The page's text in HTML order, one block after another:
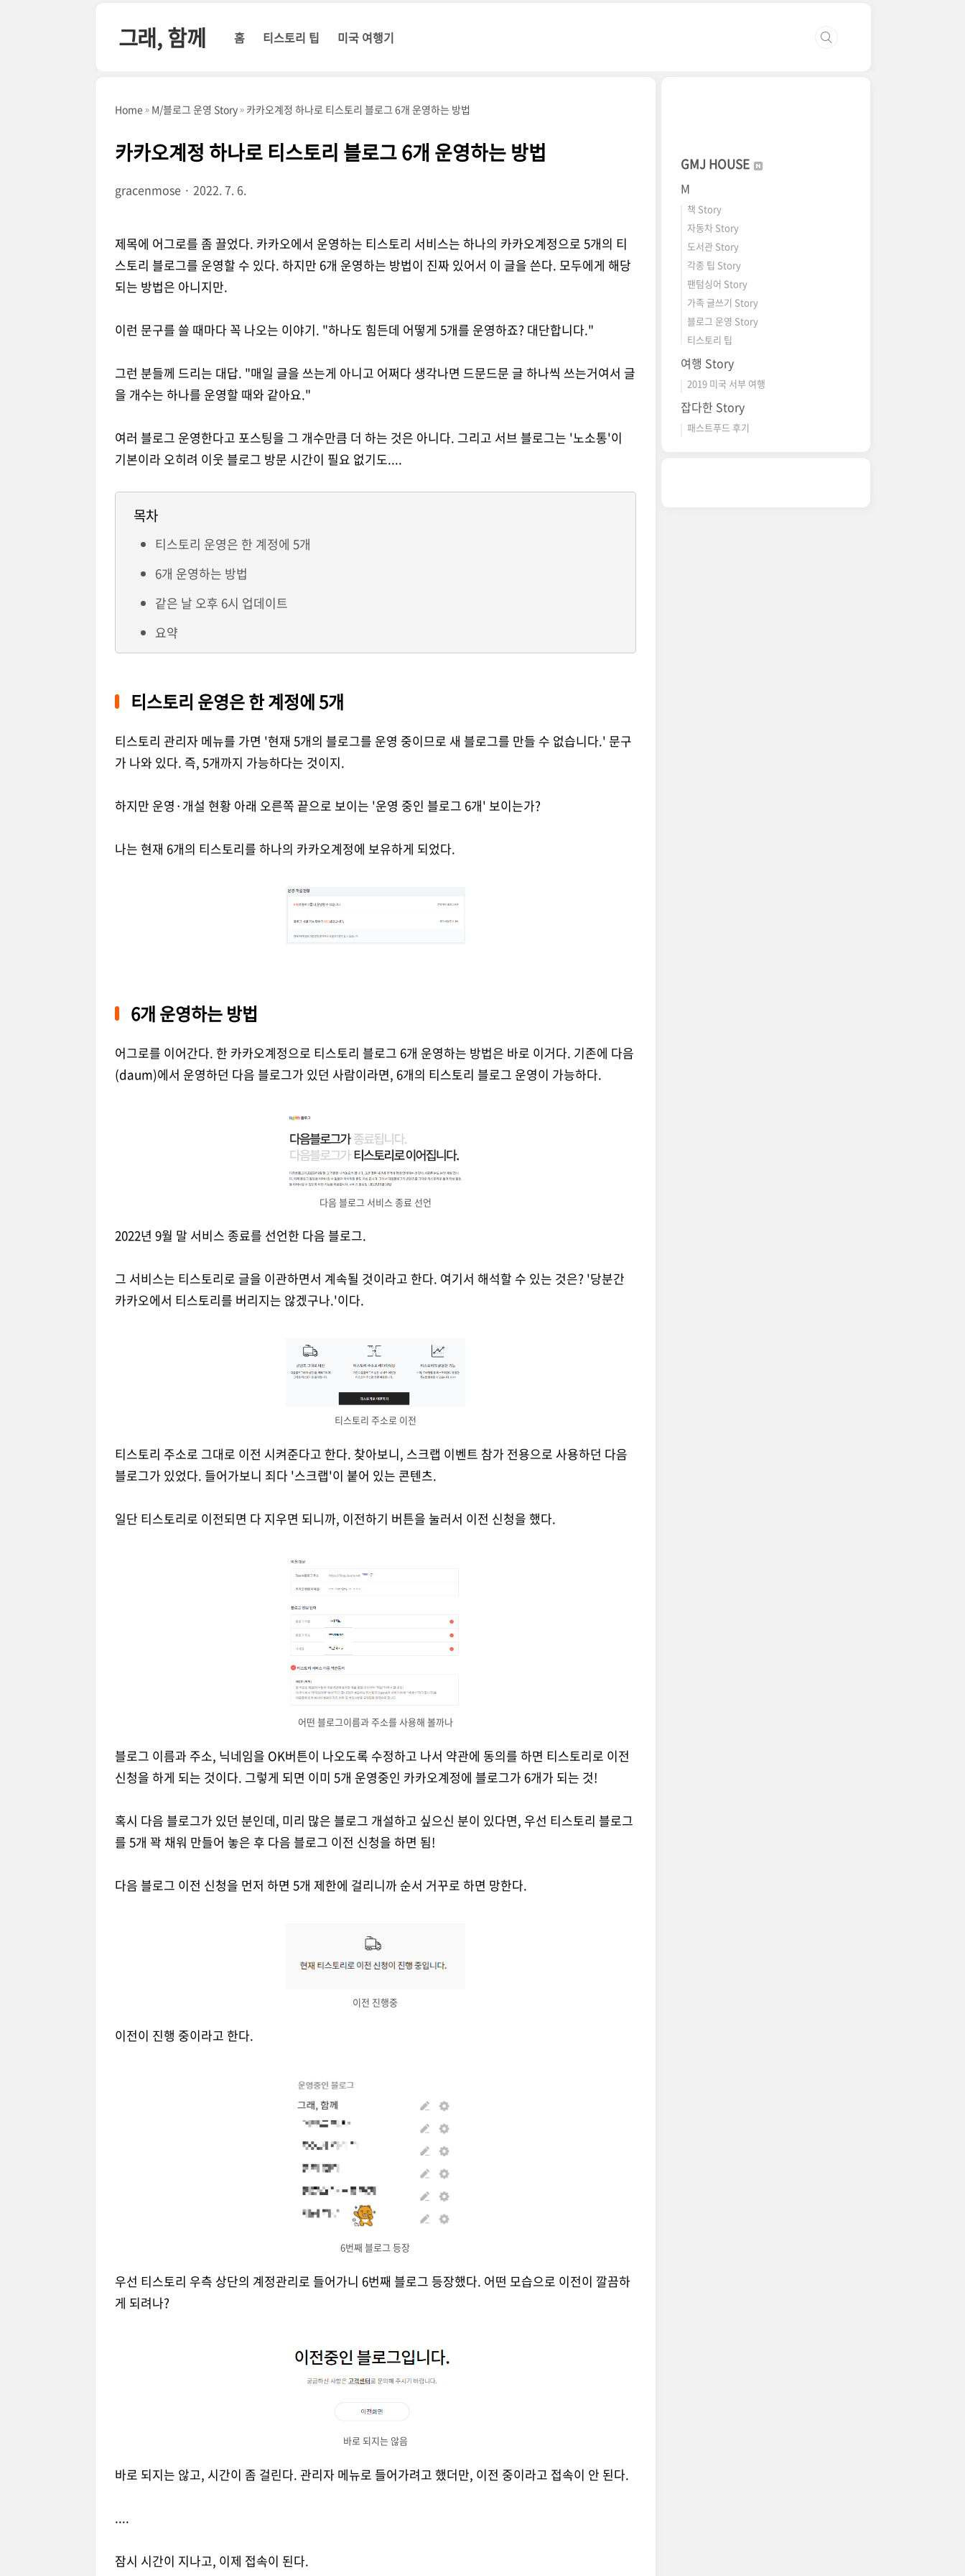
그래, 함께 홈 티스토리 팁 미국 여행기
Home M/블로그 운영 Story 카카오계정 하나로 티스토리 블로그 6개 운영하는 방법
카카오계정 하나로 티스토리 블로그 6개 운영하는 방법
gracenmose 2022. 7. 6.
제목에 어그로를 좀 끌었다. 카카오에서 운영하는 티스토리 서비스는 하나의 카카오계정으로 5개의 티
스토리 블로그를 운영할 수 있다. 하지만 6개 운영하는 방법이 진짜 있어서 이 글을 쓴다. 모두에게 해당
되는 방법은 아니지만.
이런 문구를 쓸 때마다 꼭 나오는 이야기. "하나도 힘든데 어떻게 5개를 운영하죠? 대단합니다."
그런 분들께 드리는 대답. "매일 글을 쓰는게 아니고 어쩌다 생각나면 드문드문 글 하나씩 쓰는거여서 글
을 개수는 하나를 운영할 때와 같아요."
여러 블로그 운영한다고 포스팅을 그 개수만큼 더 하는 것은 아니다. 그리고 서브 블로그는 '노소통'이
기본이라 오히려 이웃 블로그 방문 시간이 필요 없기도....
목차
티스토리 운영은 한 계정에 5개
6개 운영하는 방법
같은 날 오후 6시 업데이트
요약
티스토리 운영은 한 계정에 5개
티스토리 관리자 메뉴를 가면 '현재 5개의 블로그를 운영 중이므로 새 블로그를 만들 수 없습니다.' 문구
가 나와 있다. 즉, 5개까지 가능하다는 것이지.
하지만 운영·개설 현황 아래 오른쪽 끝으로 보이는 '운영 중인 블로그 6개' 보이는가?
나는 현재 6개의 티스토리를 하나의 카카오계정에 보유하게 되었다.
6개 운영하는 방법
어그로를 이어간다. 한 카카오계정으로 티스토리 블로그 6개 운영하는 방법은 바로 이거다. 기존에 다음
(daum)에서 운영하던 다음 블로그가 있던 사람이라면, 6개의 티스토리 블로그 운영이 가능하다.
다음 블로그 서비스 종료 선언
2022년 9월 말 서비스 종료를 선언한 다음 블로그.
그 서비스는 티스토리로 글을 이관하면서 계속될 것이라고 한다. 여기서 해석할 수 있는 것은? '당분간
카카오에서 티스토리를 버리지는 않겠구나.'이다.
티스토리 주소로 이전
티스토리 주소로 그대로 이전 시켜준다고 한다. 찾아보니, 스크랩 이벤트 참가 전용으로 사용하던 다음
블로그가 있었다. 들어가보니 죄다 '스크랩'이 붙어 있는 콘텐츠.
일단 티스토리로 이전되면 다 지우면 되니까, 이전하기 버튼을 눌러서 이전 신청을 했다.
어떤 블로그이름과 주소를 사용해 볼까나
블로그 이름과 주소, 닉네임을 OK버튼이 나오도록 수정하고 나서 약관에 동의를 하면 티스토리로 이전
신청을 하게 되는 것이다. 그렇게 되면 이미 5개 운영중인 카카오계정에 블로그가 6개가 되는 것!
혹시 다음 블로그가 있던 분인데, 미리 많은 블로그 개설하고 싶으신 분이 있다면, 우선 티스토리 블로그
를 5개 꽉 채워 만들어 놓은 후 다음 블로그 이전 신청을 하면 됨!
다음 블로그 이전 신청을 먼저 하면 5개 제한에 걸리니까 순서 거꾸로 하면 망한다.
이전 진행중
이전이 진행 중이라고 한다.
6번째 블로그 등장
우선 티스토리 우측 상단의 계정관리로 들어가니 6번째 블로그 등장했다. 어떤 모습으로 이전이 깔끔하
게 되려나?
바로 되지는 않음
바로 되지는 않고, 시간이 좀 걸린다. 관리자 메뉴로 들어가려고 했더만, 이전 중이라고 접속이 안 된다.
....
잠시 시간이 지나고, 이제 접속이 된다.
GMJ HOUSE
M
책 Story
자동차 Story
도서관 Story
각종 팁 Story
팬텀싱어 Story
가족 글쓰기 Story
블로그 운영 Story
티스토리 팁
여행 Story
2019 미국 서부 여행
잡다한 Story
패스트푸드 후기